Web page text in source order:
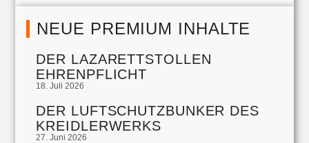
NEUE PREMIUM INHALTE
DER LAZARETTSTOLLEN
EHRENPFLICHT
18. Juli 2026
DER LUFTSCHUTZBUNKER DES
KREIDLERWERKS
27. Juni 2026